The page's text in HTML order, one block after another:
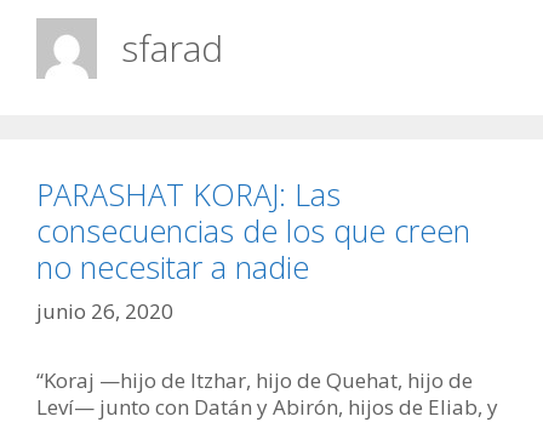
sfarad
PARASHAT KORAJ: Las
consecuencias de los que creen
no necesitar a nadie
junio 26, 2020
“Koraj —hijo de Itzhar, hijo de Quehat, hijo de
Leví— junto con Datán y Abirón, hijos de Eliab, y